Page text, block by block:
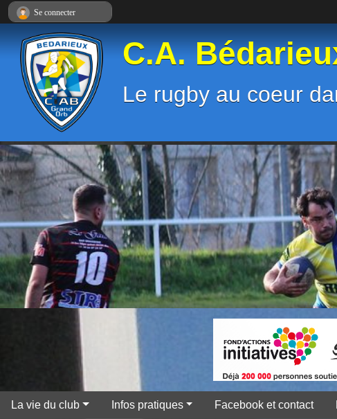
C.A.
Le rugby au coeur
La vie du club Infos pratiques Facebook et contact
Se connecter
Panneau de gestion des cookies